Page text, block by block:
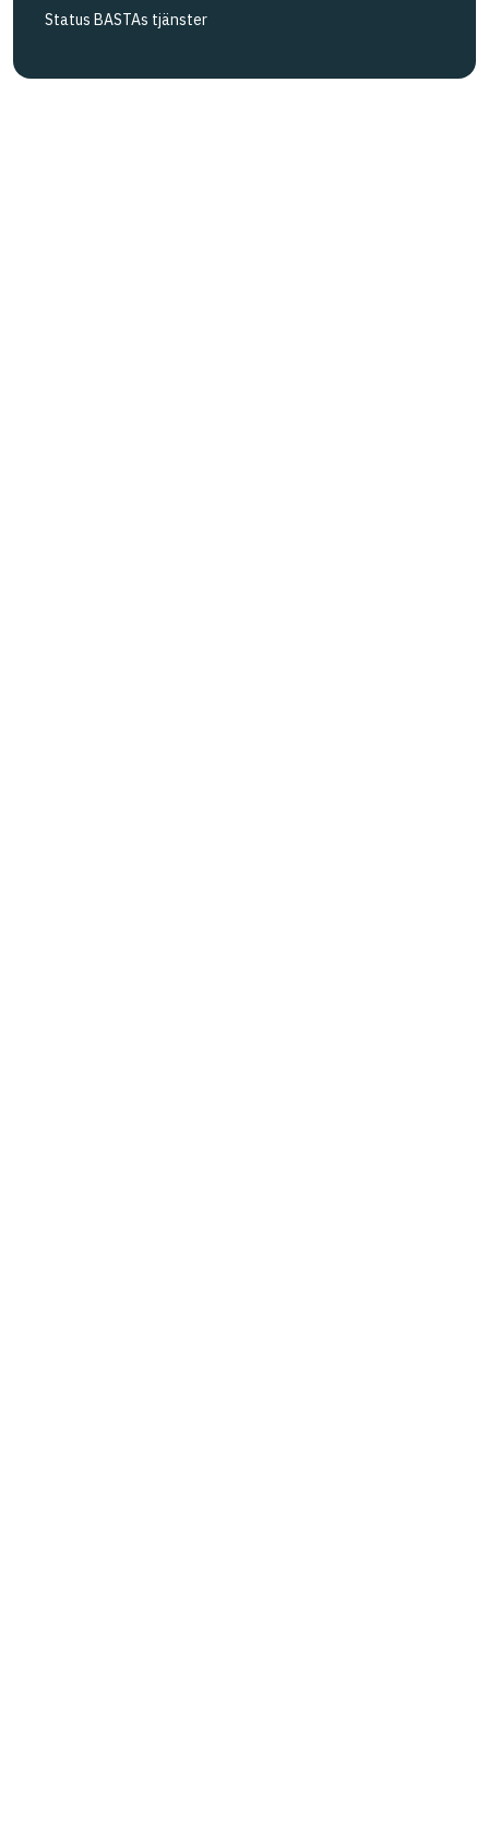
Status BASTAs tjänster